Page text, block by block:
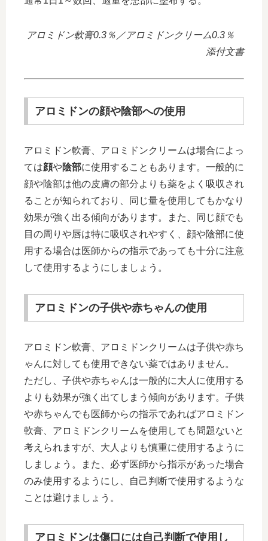
アロミドン軟膏0.3％／アロミドンクリーム0.3％
添付文書
アロミドンの顔や陰部への使用
アロミドン軟膏、アロミドンクリームは場合によっ
ては顔や陰部に使用することもあります。一般的に
顔や陰部は他の皮膚の部分よりも薬をよく吸収され
ることが知られており、同じ量を使用してもかなり
効果が強く出る傾向があります。また、同じ顔でも
目の周りや唇は特に吸収されやすく、顔や陰部に使
用する場合は医師からの指示であっても十分に注意
して使用するようにしましょう。
アロミドンの子供や赤ちゃんの使用
アロミドン軟膏、アロミドンクリームは子供や赤ち
ゃんに対しても使用できない薬ではありません。
ただし、子供や赤ちゃんは一般的に大人に使用する
よりも効果が強く出てしまう傾向があります。子供
や赤ちゃんでも医師からの指示であればアロミドン
軟膏、アロミドンクリームを使用しても問題ないと
考えられますが、大人よりも慎重に使用するように
しましょう。また、必ず医師から指示があった場合
のみ使用するようにし、自己判断で使用するような
ことは避けましょう。
アロミドンは傷口には自己判断で使用し